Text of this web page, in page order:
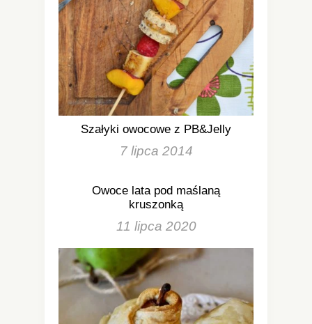
Szałyki owocowe z PB&Jelly
7 lipca 2014
Owoce lata pod maślaną
kruszonką
11 lipca 2020